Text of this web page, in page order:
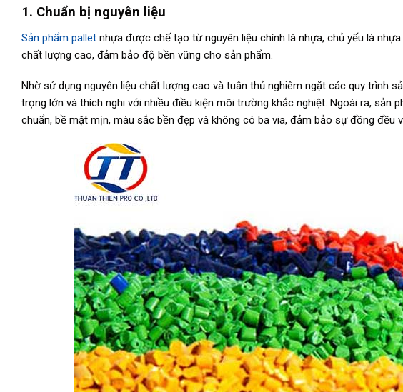
1. Chuẩn bị nguyên liệu
Sản phẩm pallet nhựa được chế tạo từ nguyên liệu chính là nhựa, chủ yếu là
chất lượng cao, đảm bảo độ bền vững cho sản phẩm.
Nhờ sử dụng nguyên liệu chất lượng cao và tuân thủ nghiêm ngặt các quy trình
trọng lớn và thích nghi với nhiều điều kiện môi trường khắc nghiệt. Ngoài ra,
chuẩn, bề mặt mịn, màu sắc bền đẹp và không có ba via, đảm bảo sự đồng đều